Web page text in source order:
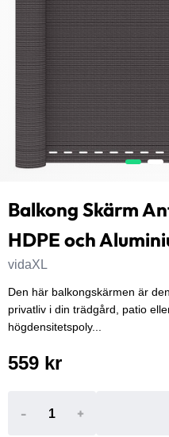
Balkong Skärm
HDPE och
vidaXL
Den här balkongskärmen är
privatliv i din trädgård, patio
högdensitetspoly...
559 kr
- +